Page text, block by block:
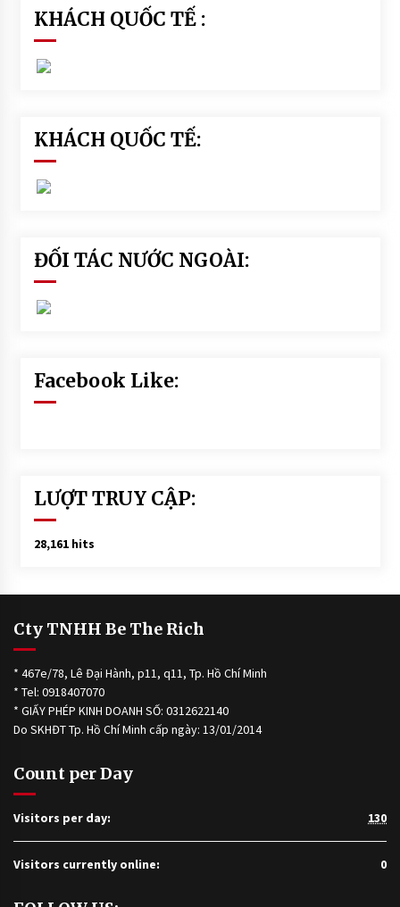
KHÁCH QUỐC TẾ :
KHÁCH QUỐC TẾ:
ĐỐI TÁC NƯỚC NGOÀI:
Facebook Like:
LƯỢT TRUY CẬP:
28,161 hits
Cty TNHH Be The Rich
* 467e/78, Lê Đại Hành, p11, q11, Tp. Hồ Chí Minh
* Tel: 0918407070
* GIẤY PHÉP KINH DOANH SỐ: 0312622140
Do SKHĐT Tp. Hồ Chí Minh cấp ngày: 13/01/2014
Count per Day
130
Visitors per day:
0
Visitors currently online: